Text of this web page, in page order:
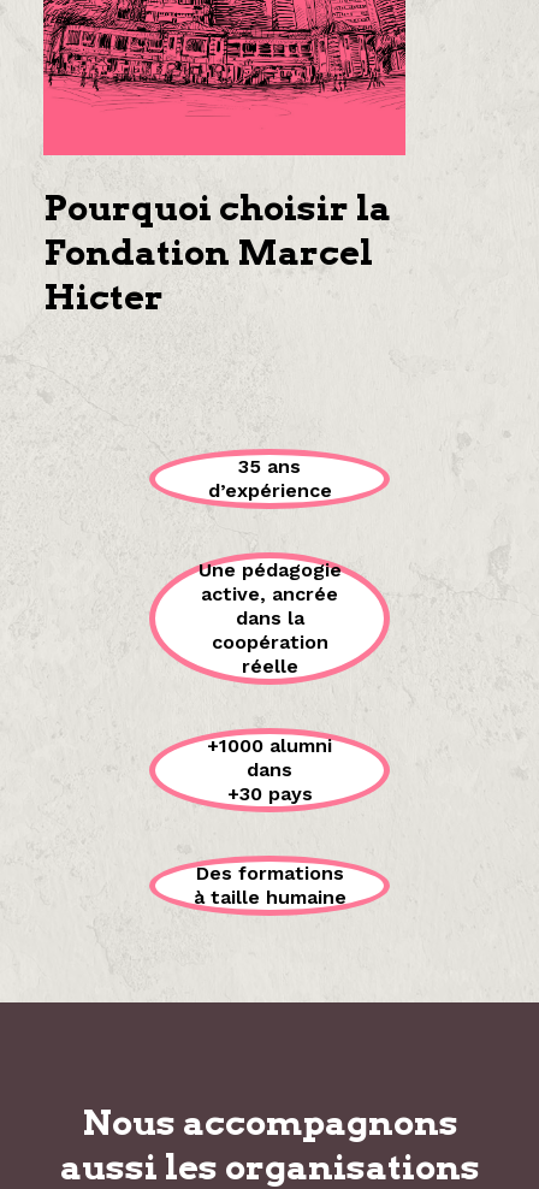
Pourquoi choisir la
Fondation Marcel
Hicter
35 ans
d’expérience
Une pédagogie
active, ancrée
dans la
coopération
réelle
+1000 alumni
dans
+30 pays
Des formations
à taille humaine
Nous accompagnons
aussi les organisations